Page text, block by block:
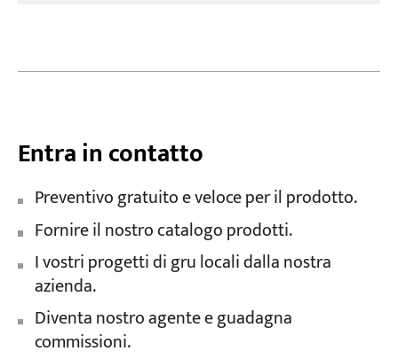
Entra in contatto
Preventivo gratuito e veloce per il prodotto.
Fornire il nostro catalogo prodotti.
I vostri progetti di gru locali dalla nostra
azienda.
Diventa nostro agente e guadagna
commissioni.